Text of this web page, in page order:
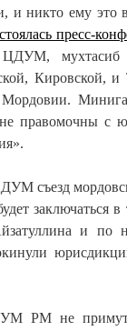
и никто ему это
пресс-
мухтасиб
Кировской, и
правомочны с
съезд
заключаться
и по
РМ не